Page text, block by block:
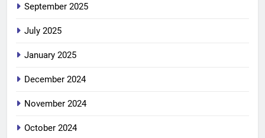
September 2025
July 2025
January 2025
December 2024
November 2024
October 2024